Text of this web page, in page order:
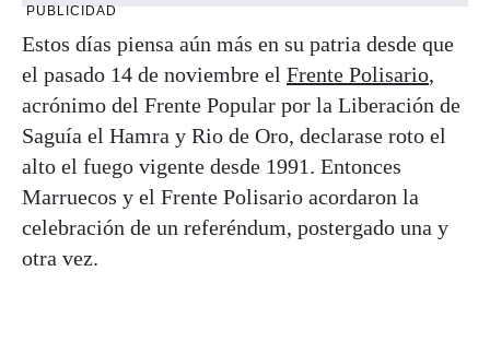
PUBLICIDAD
Estos días piensa aún más en su patria desde que
el pasado 14 de noviembre el Frente Polisario,
acrónimo del Frente Popular por la Liberación de
Saguía el Hamra y Rio de Oro, declarase roto el
alto el fuego vigente desde 1991. Entonces
Marruecos y el Frente Polisario acordaron la
celebración de un referéndum, postergado una y
otra vez.